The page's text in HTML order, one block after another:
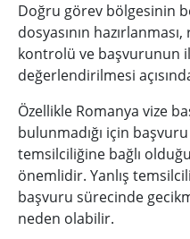
Doğru görev bölgesinin
dosyasının
kontrolü ve başvurunun
değerlendirilmesi
Özellikle Romanya vize
bulunmadığı için
temsilciliğine bağlı
önemlidir. Yanlış
başvuru sürecinde
neden olabilir.